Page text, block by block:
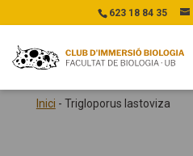
623 18 84 35
Inici - Trigloporus lastoviza